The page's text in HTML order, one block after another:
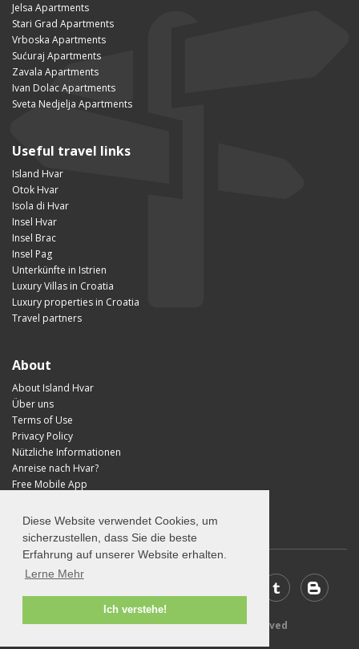
Diese Website verwendet Cookies, um
sicherzustellen, dass Sie die beste
Erfahrung auf unserer Website erhalten.
Lerne Mehr
Ich verstehe!
Jelsa Apartments
Stari Grad Apartments
Vrboska Apartments
Sućuraj Apartments
Zavala Apartments
Ivan Dolac Apartments
Sveta Nedjelja Apartments
Useful travel links
Island Hvar
Otok Hvar
Isola di Hvar
Insel Hvar
Insel Brac
Insel Pag
Unterkünfte in Istrien
Luxury Villas in Croatia
Luxury properties in Croatia
Travel partners
About
About Island Hvar
Über uns
Terms of Use
Privacy Policy
Nützliche Informationen
Anreise nach Hvar?
Free Mobile App
© 2026 Visit-Hvar.com - All rights reserved